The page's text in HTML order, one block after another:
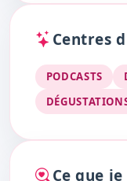
Centres
PODCASTS
Ce que